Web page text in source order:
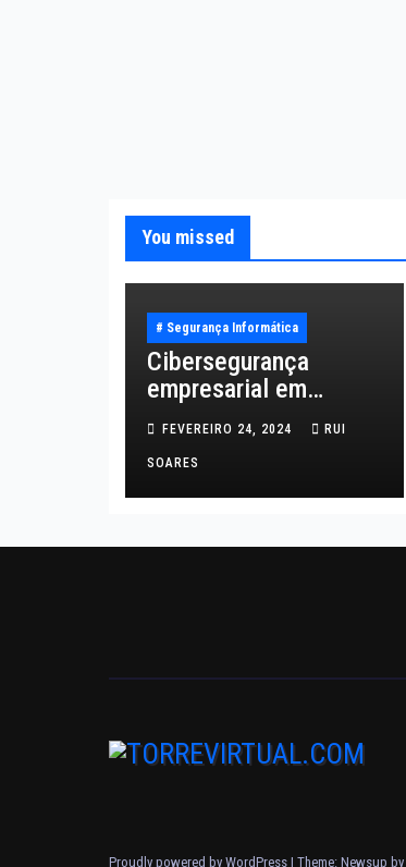
You missed
# Segurança Informática
Cibersegurança
empresarial em
Portugal: desafios e
melhores práticas
FEVEREIRO 24, 2024 RUI
SOARES
Proudly powered by WordPress | Theme: Newsup by